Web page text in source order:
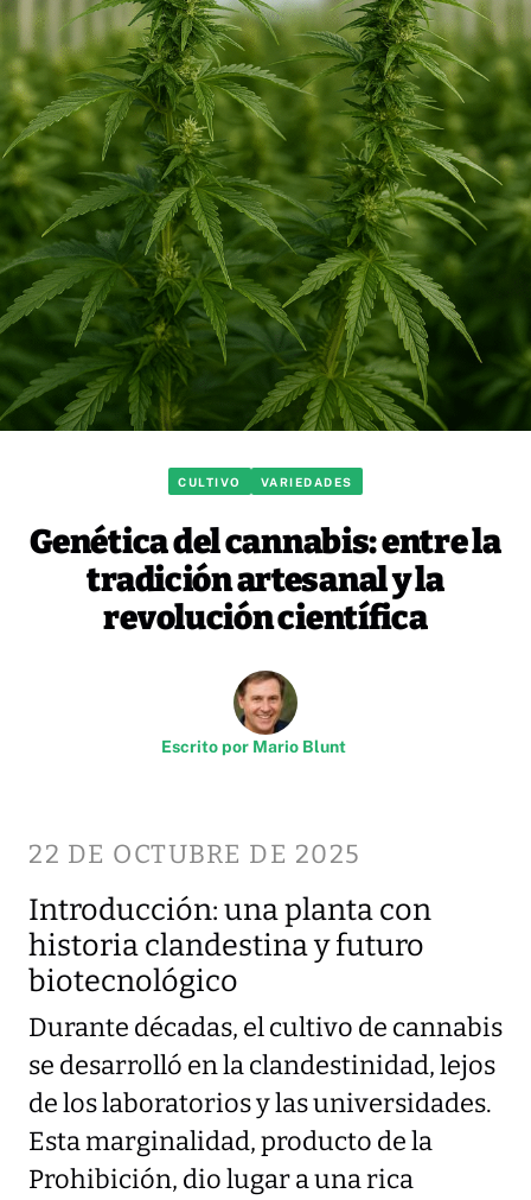
CULTIVO VARIEDADES
Genética del cannabis: entre la
tradición artesanal y la
revolución científica
Escrito por Mario Blunt
22 DE OCTUBRE DE 2025
Introducción: una planta con
historia clandestina y futuro
biotecnológico
Durante décadas, el cultivo de cannabis
se desarrolló en la clandestinidad, lejos
de los laboratorios y las universidades.
Esta marginalidad, producto de la
Prohibición, dio lugar a una rica